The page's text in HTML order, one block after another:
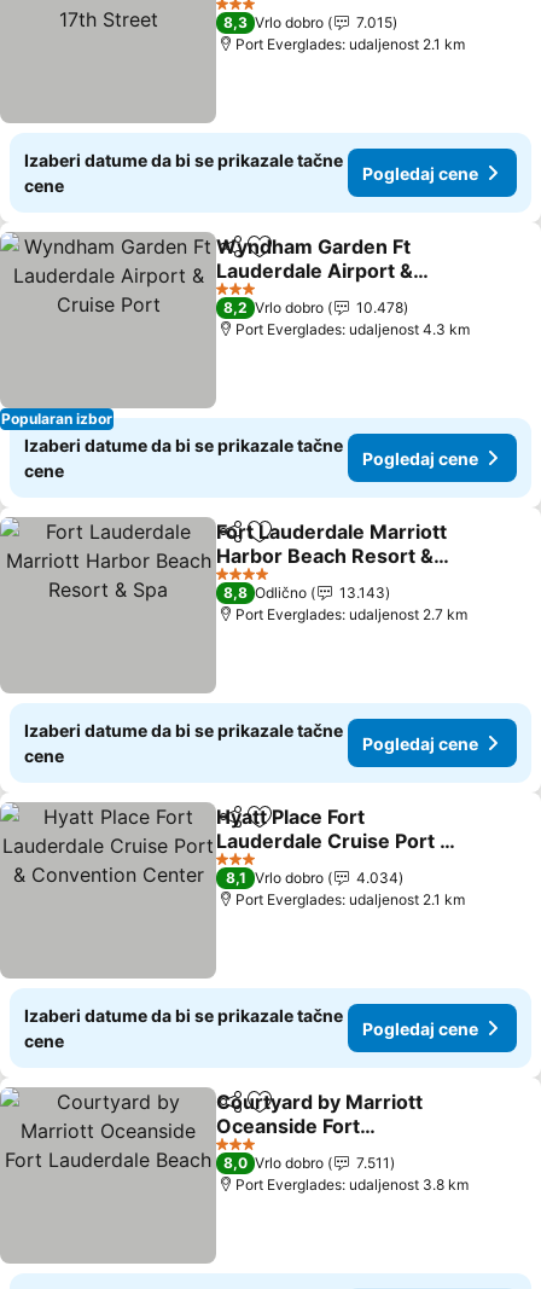
Street
3 Zvezdice
8,3 Vrlo dobro
7.015
Port Everglades: udaljenost 2.1 km
Izaberi datume da bi se prikazale tačne
cene
Pogledaj cene
Popularan izbor
Deli Dodati u favorite
Wyndham Garden Ft
Lauderdale Airport &
Cruise Port
3 Zvezdice
8,2 Vrlo dobro
10.478
Port Everglades: udaljenost 4.3 km
Izaberi datume da bi se prikazale tačne
cene
Pogledaj cene
Deli Dodati u favorite
Fort Lauderdale Marriott
Harbor Beach Resort &
Spa
4 Zvezdice
8,8 Odlično
13.143
Port Everglades: udaljenost 2.7 km
Izaberi datume da bi se prikazale tačne
cene
Pogledaj cene
Deli Dodati u favorite
Hyatt Place Fort
Lauderdale Cruise Port &
Convention Center
3 Zvezdice
8,1 Vrlo dobro
4.034
Port Everglades: udaljenost 2.1 km
Izaberi datume da bi se prikazale tačne
cene
Pogledaj cene
Deli Dodati u favorite
Courtyard by Marriott
Oceanside Fort
Lauderdale Beach
3 Zvezdice
8,0 Vrlo dobro
7.511
Port Everglades: udaljenost 3.8 km